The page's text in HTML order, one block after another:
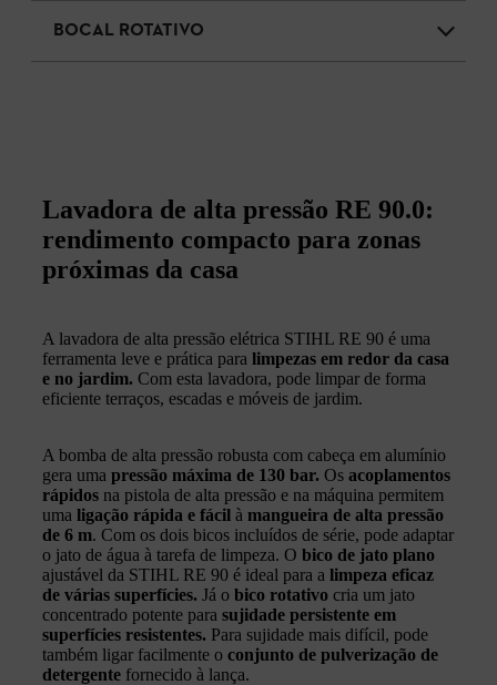
BOCAL ROTATIVO
Lavadora de alta pressão RE 90.0:
rendimento compacto para zonas
próximas da casa
A lavadora de alta pressão elétrica STIHL RE 90 é uma
ferramenta leve e prática para limpezas em redor da casa
e no jardim. Com esta lavadora, pode limpar de forma
eficiente terraços, escadas e móveis de jardim.
A bomba de alta pressão robusta com cabeça em alumínio
gera uma pressão máxima de 130 bar. Os acoplamentos
rápidos na pistola de alta pressão e na máquina permitem
uma ligação rápida e fácil à mangueira de alta pressão
de 6 m. Com os dois bicos incluídos de série, pode adaptar
o jato de água à tarefa de limpeza. O bico de jato plano
ajustável da STIHL RE 90 é ideal para a limpeza eficaz
de várias superfícies. Já o bico rotativo cria um jato
concentrado potente para sujidade persistente em
superfícies resistentes. Para sujidade mais difícil, pode
também ligar facilmente o conjunto de pulverização de
detergente fornecido à lança.